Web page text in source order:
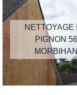
NETTOYAGE
PIGNON 56
MORBIHAN